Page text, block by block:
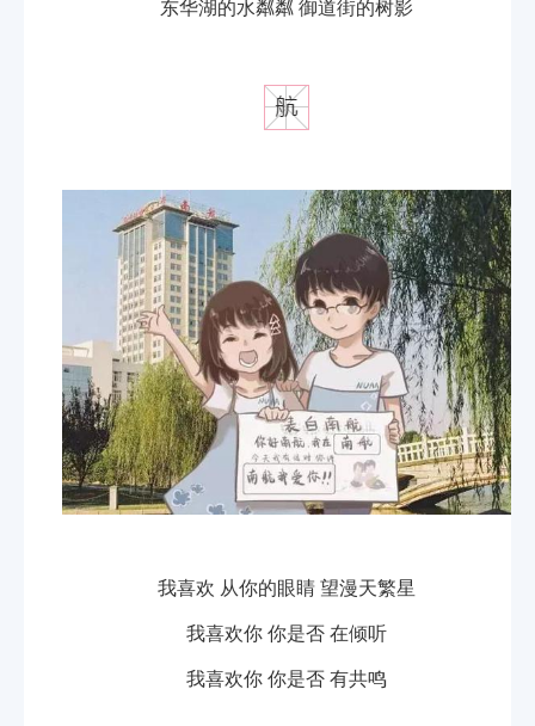
东华湖的水粼粼 御道街的树影
我喜欢 从你的眼睛 望漫天繁星
我喜欢你 你是否 在倾听
我喜欢你 你是否 有共鸣